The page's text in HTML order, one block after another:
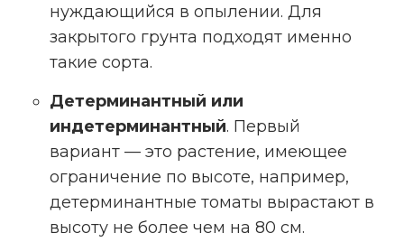
нуждающийся в опылении. Для
закрытого грунта подходят именно
такие сорта.
Детерминантный или
индетерминантный. Первый
вариант — это растение, имеющее
ограничение по высоте, например,
детерминантные томаты вырастают в
высоту не более чем на 80 см.